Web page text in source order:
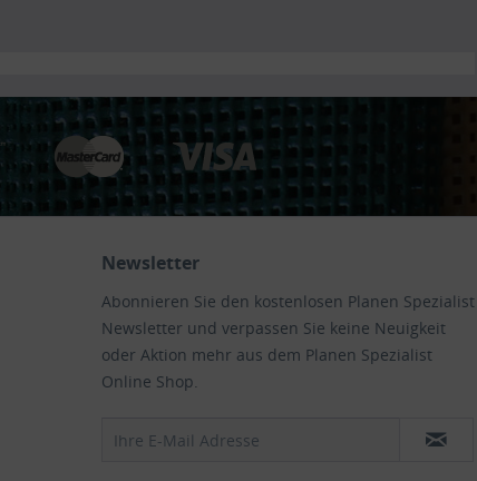
Newsletter
Abonnieren Sie den kostenlosen Planen Spezialist
Newsletter und verpassen Sie keine Neuigkeit
oder Aktion mehr aus dem Planen Spezialist
Online Shop.